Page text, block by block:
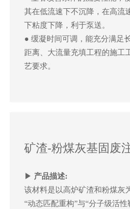
其在低流速下不沉降，在高流
下粘度下降，利于泵送。
● 缓凝时间可调，能充分满足
距离、大流量充填工程的施工
艺要求。
矿渣-粉煤灰基固废
▶ 产品描述:
该材料是以高炉矿渣和粉煤灰
“动态匹配重构”与“分子级活